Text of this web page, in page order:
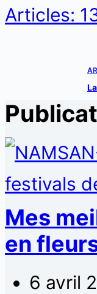
Articles:
Mes
en
6 avril